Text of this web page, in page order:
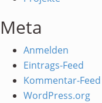
Meta
Anmelden
Eintrags-Feed
Kommentar-Feed
WordPress.org